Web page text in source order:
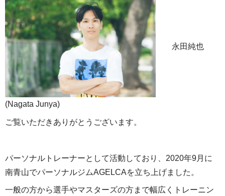
永田純也
(Nagata Junya)
ご覧いただきありがとうございます。
パーソナルトレーナーとして活動しており、2020年9月に
南青山でパーソナルジムAGELCAを立ち上げました。
一般の方から選手やマスターズの方まで幅広くトレーニン